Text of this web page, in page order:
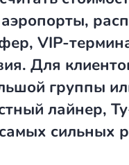
VIP-
Для
группы
лайнер,
сильных